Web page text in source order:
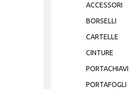
ACCESSORI
BORSELLI
CARTELLE
CINTURE
PORTACHIAVI
PORTAFOGLI